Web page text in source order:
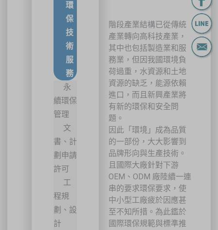
環
保
技
術
服
務
永
續環保
管理
文
書、計
劃申請
許可
工
程規
劃、設
計
階段產業結構已從傳統
產業轉向高科技產業，
其中也包括製造業和服
務業，但因我國環境負
荷過重，水資源和土地
資源的缺乏，能源依賴
進口，而且新興產業將
有新的環保和安全問
題。
因此「環境」成為品質
的一部份，大大影響到
品牌形向與生產技術。
且國際大廠針對下游
OEM、ODM 廠陸續一連
串的要求環保要求，使
中小型工廠疲於因應甚
至不知所措。為此鑑於
國際環保規範與標準推